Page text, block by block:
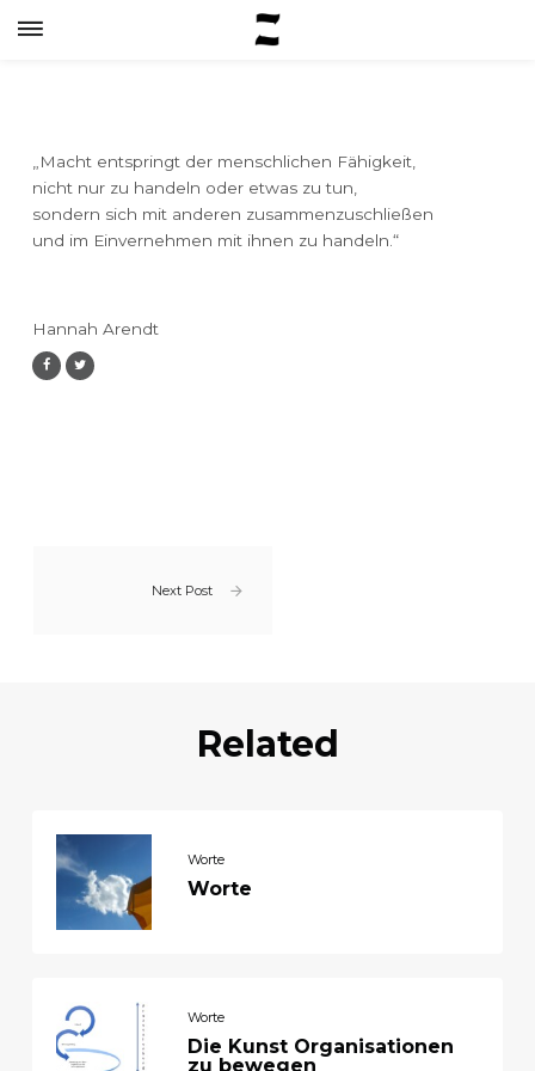
„Macht entspringt der menschlichen Fähigkeit,
nicht nur zu handeln oder etwas zu tun,
sondern sich mit anderen zusammenzuschließen
und im Einvernehmen mit ihnen zu handeln.“
Hannah Arendt
Next Post
Related
Worte
Worte
Worte
Die Kunst Organisationen
zu bewegen